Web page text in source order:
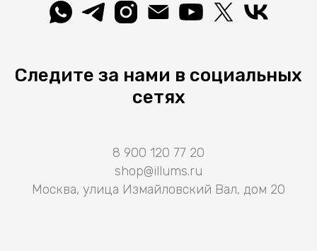
Следите за нами в социальных
сетях
8 900 120 77 20
shop@illums.ru
Москва, улица Измайловский Вал, дом 20